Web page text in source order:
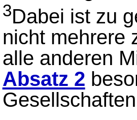
3Dabei ist zu
nicht mehrere
alle anderen
Absatz 2